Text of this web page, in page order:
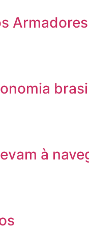
Armadores
à